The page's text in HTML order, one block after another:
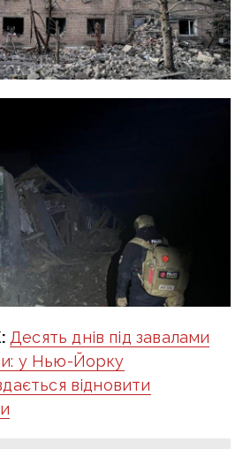
Десять днів під завалами
у Нью-Йорку
відновити